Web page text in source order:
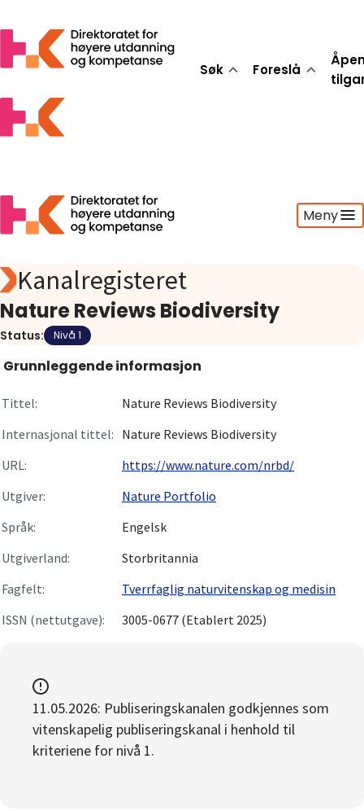
Søk Foreslå
Meny
Søk
Åpen tilgang
Statistikk
Aktuelt
Gå til innlogging
Kanalregisteret
Nature Reviews Biodiversity
Status: Nivå 1
Grunnleggende informasjon
Tittel:
Nature Reviews Biodiversity
Internasjonal tittel: Nature Reviews Biodiversity
URL:
https://www.nature.com/nrbd/
Utgiver:
Nature Portfolio
Språk:
Engelsk
Utgiverland:
Storbritannia
Fagfelt:
Tverrfaglig naturvitenskap og medisin
ISSN (nettutgave):
3005-0677 (Etablert 2025)
11.05.2026: Publiseringskanalen godkjennes som
vitenskapelig publiseringskanal i henhold til
kriteriene for nivå 1.